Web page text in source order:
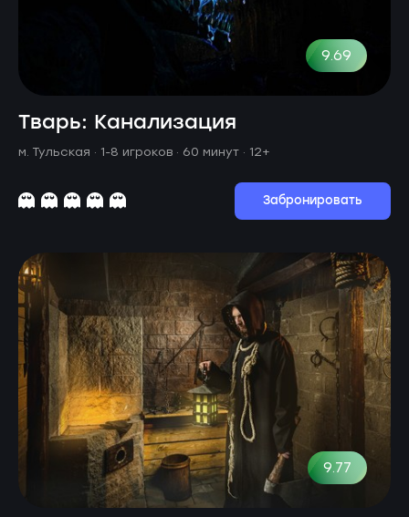
9.69
Тварь: Канализация
м. Тульская · 1-8 игроков · 60 минут · 12+
Забронировать
9.77